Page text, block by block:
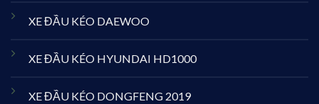
XE ĐẦU KÉO DAEWOO
XE ĐẦU KÉO HYUNDAI HD1000
XE ĐẦU KÉO DONGFENG 2019